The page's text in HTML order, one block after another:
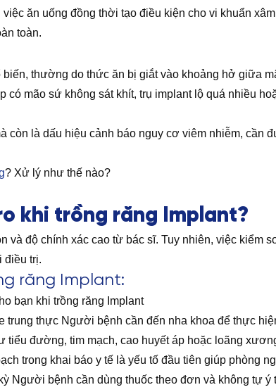
ăn uống đồng thời tạo điều kiện cho vi khuẩn
toàn.
thường do thức ăn bị giắt vào khoảng hở giữa
mão sứ không sát khít, trụ implant lộ quá nhiều
còn là dấu hiệu cảnh báo nguy cơ viêm nhiễm, cần
? Xử lý như thế nào?
khi trồng răng Implant?
và độ chính xác cao từ bác sĩ. Tuy nhiên, việc kiểm
điều trị.
răng Implant:
bạn khi trồng răng Implant
trung thực Người bệnh cần đến nha khoa để thực
tiểu đường, tim mạch, cao huyết áp hoặc loãng
trong khai báo y tế là yếu tố đầu tiên giúp phòng
Người bệnh cần dùng thuốc theo đơn và không tự